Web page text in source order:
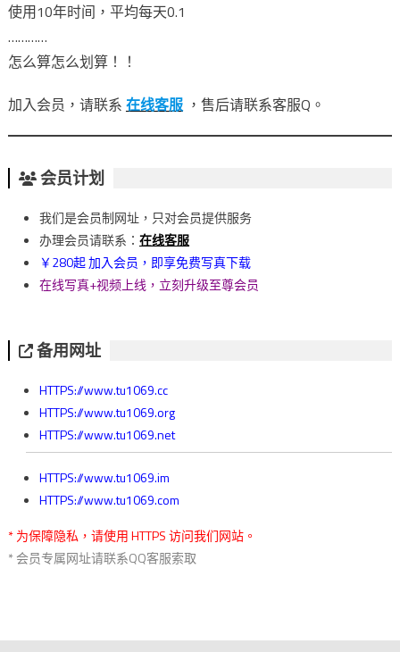
使用10年时间，平均每天0.1
…………
怎么算怎么划算！！
加入会员，请联系 在线客服，售后请联系客服Q。
会员计划
我们是会员制网址，只对会员提供服务
办理会员请联系： 在线客服
￥280起 加入会员，即享免费写真下载
在线写真+视频上线，立刻升级至尊会员
备用网址
HTTPS://www.tu1069.cc
HTTPS://www.tu1069.org
HTTPS://www.tu1069.net
HTTPS://www.tu1069.im
HTTPS://www.tu1069.com
* 为保障隐私，请使用 HTTPS 访问我们网站。
* 会员专属网址请联系QQ客服索取